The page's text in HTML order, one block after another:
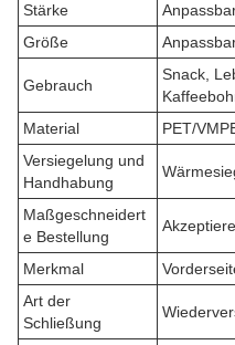
Stärke
Größe
Gebrauch
Snack,
Material
PET/
Versiegelung und
Handhabung
Maßgeschneidert
e Bestellung
Merkmal
Art der
Schließung